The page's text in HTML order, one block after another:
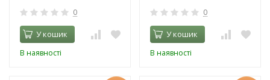
0
У кошик
В наявності
0
У кошик
В наявності